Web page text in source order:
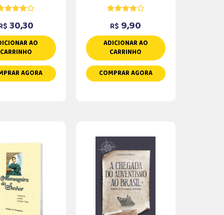
30,30
AO
CARRINHO
AGORA
R$ 9,90
ADICIONAR AO
CARRINHO
COMPRAR AGORA